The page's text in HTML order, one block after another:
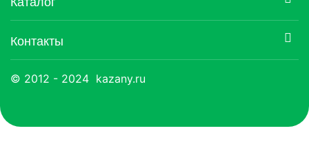
Контакты
© 2012 - 2024 kazany.ru